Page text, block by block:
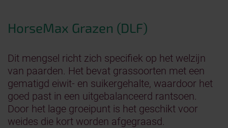
HorseMax Grazen (DLF)
Dit mengsel richt zich specifiek op het welzijn
van paarden. Het bevat grassoorten met een
gematigd eiwit- en suikergehalte, waardoor het
goed past in een uitgebalanceerd rantsoen.
Door het lage groeipunt is het geschikt voor
weides die kort worden afgegraasd.